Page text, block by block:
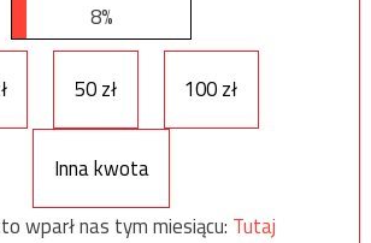
8%
50 zł 100 zł
Inna kwota
wparł nas tym miesiącu: Tutaj